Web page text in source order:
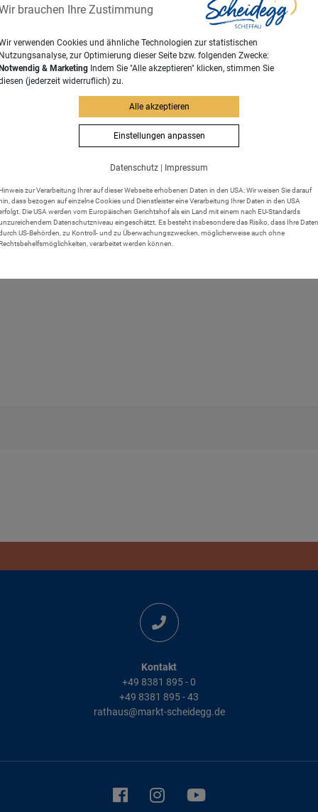
im Bundesgebiet einen Aufenthaltstitel, sofern nicht
ist oder auf Grund des Assoziationsabkommens
werden erteilt als Visum,
Behördenwegweiser
Kontakt
+49 8381 895 - 0
+49 8381 895 - 43
rathaus@markt-scheidegg.de
brauchen Ihre Zustimmung
verwenden Cookies und ähnliche Technologien zur statistischen
Nutzungsanalyse, zur Optimierung dieser Seite bzw. folgenden Zwecke:
Notwendig & Marketing Indem Sie "Alle akzeptieren" klicken, stimmen Sie
(jederzeit widerruflich) zu.
Alle akzeptieren
Einstellungen anpassen
Datenschutz Impressum
Hinweis zur Verarbeitung Ihrer auf dieser Webseite erhobenen Daten in den USA: Wir weisen Sie darauf
hin, dass bezogen auf einzelne Cookies und Dienstleister eine Verarbeitung Ihrer Daten in den USA
Die USA werden vom Europäischen Gerichtshof als ein Land mit einem nach EU-Standards
Datenschutzniveau eingeschätzt. Es besteht insbesondere das Risiko, dass Ihre Daten
US-Behörden, zu Kontroll- und zu Überwachungszwecken, möglicherweise auch ohne
Rechtsbehelfsmöglichkeiten, verarbeitet werden können.